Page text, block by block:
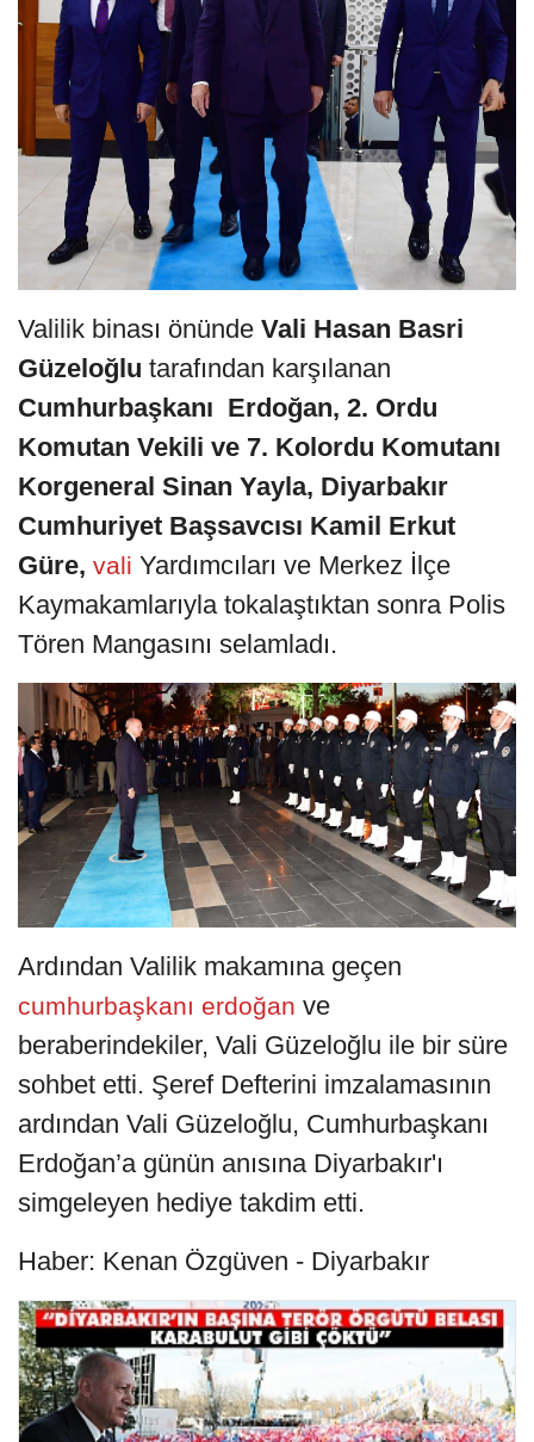
Valilik binası önünde Vali Hasan Basri
Güzeloğlu tarafından karşılanan
Cumhurbaşkanı Erdoğan, 2. Ordu
Komutan Vekili ve 7. Kolordu Komutanı
Korgeneral Sinan Yayla, Diyarbakır
Cumhuriyet Başsavcısı Kamil Erkut
Güre, vali Yardımcıları ve Merkez İlçe
Kaymakamlarıyla tokalaştıktan sonra Polis
Tören Mangasını selamladı.
Ardından Valilik makamına geçen
cumhurbaşkanı erdoğan ve
beraberindekiler, Vali Güzeloğlu ile bir süre
sohbet etti. Şeref Defterini imzalamasının
ardından Vali Güzeloğlu, Cumhurbaşkanı
Erdoğan’a günün anısına Diyarbakır'ı
simgeleyen hediye takdim etti.
Haber: Kenan Özgüven - Diyarbakır